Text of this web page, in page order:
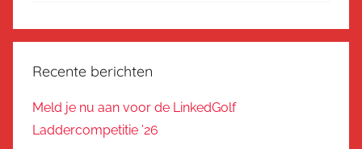
Recente berichten
Meld je nu aan voor de LinkedGolf
Laddercompetitie ’26